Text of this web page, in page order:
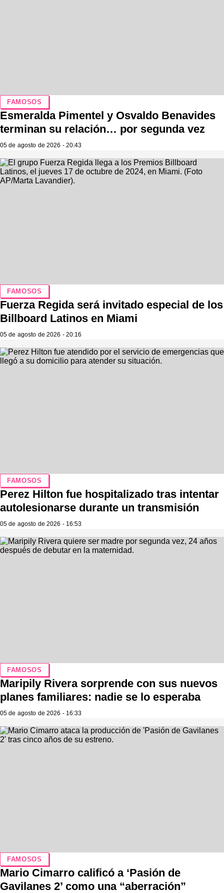
FAMOSOS
Esmeralda Pimentel y Osvaldo Benavides
terminan su relación… por segunda vez
05 de agosto de 2026 - 20:43
FAMOSOS
Fuerza Regida será invitado especial de los
Billboard Latinos en Miami
05 de agosto de 2026 - 20:16
FAMOSOS
Perez Hilton fue hospitalizado tras intentar
autolesionarse durante un transmisión
05 de agosto de 2026 - 16:53
FAMOSOS
Maripily Rivera sorprende con sus nuevos
planes familiares: nadie se lo esperaba
05 de agosto de 2026 - 16:33
FAMOSOS
Mario Cimarro calificó a ‘Pasión de
Gavilanes 2’ como una “aberración”